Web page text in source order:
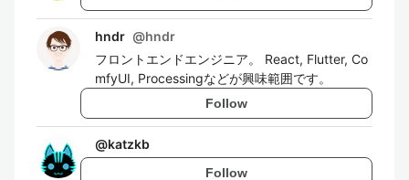
hndr @hndr
フロントエンドエンジニア。 React, Flutter, Co
mfyUI, Processingなどが興味範囲です。
Follow
@katzkb
Follow